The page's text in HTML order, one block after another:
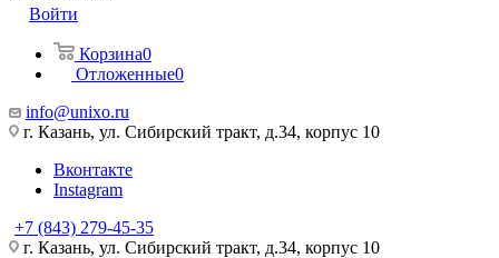
Войти
Корзина0
Отложенные0
info@unixo.ru
г. Казань, ул. Сибирский тракт, д.34, корпус 10
Вконтакте
Instagram
+7 (843) 279-45-35
г. Казань, ул. Сибирский тракт, д.34, корпус 10